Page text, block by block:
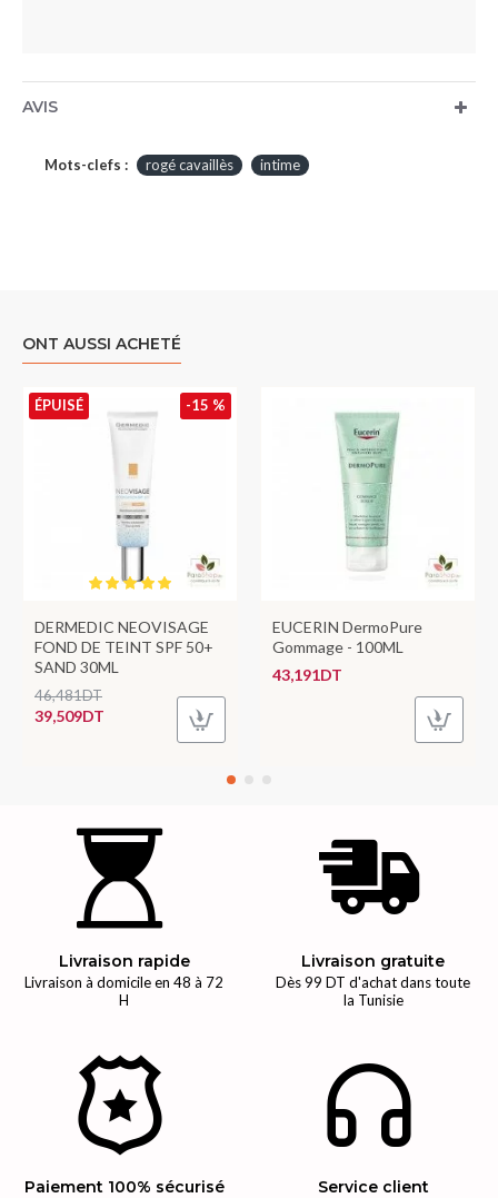
AVIS
Mots-clefs : rogé cavaillès intime
ONT AUSSI ACHETÉ
-15 %
ÉPUISÉ
DERMEDIC NEOVISAGE
FOND DE TEINT SPF 50+
SAND 30ML
39,509DT
46,481DT
EUCERIN DermoPure
Gommage - 100ML
43,191DT
Livraison rapide
Livraison à domicile en 48 à 72
H
Livraison gratuite
Dès 99 DT d'achat dans toute
la Tunisie
Paiement 100% sécurisé Service client